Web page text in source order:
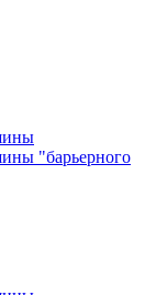
"барьерного